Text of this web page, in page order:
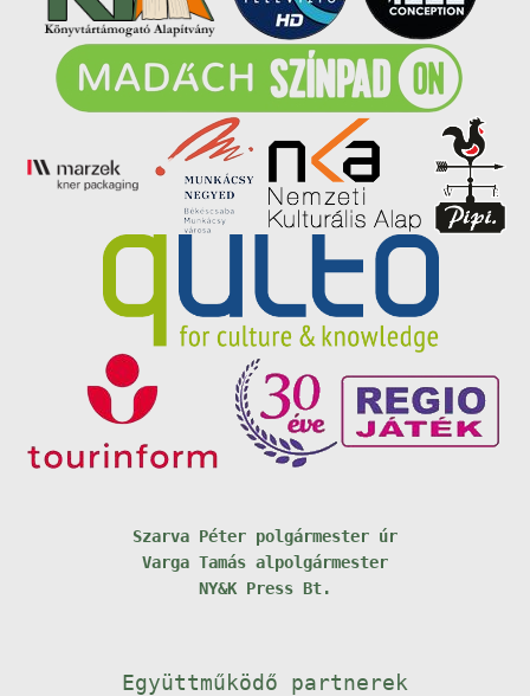
Szarva Péter polgármester úr
Varga Tamás alpolgármester
NY&K Press Bt.
Együttműködő partnerek